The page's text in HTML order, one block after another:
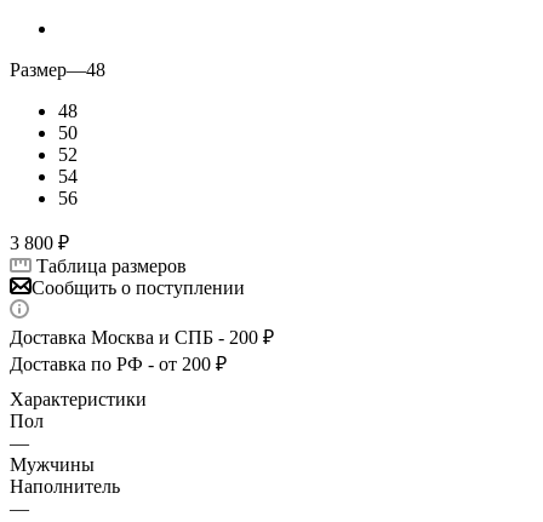
Размер—48
48
50
52
54
56
3 800 ₽
Таблица размеров
Сообщить о поступлении
Доставка Москва и СПБ - 200 ₽
Доставка по РФ - от 200 ₽
Характеристики
Пол
—
Мужчины
Наполнитель
—